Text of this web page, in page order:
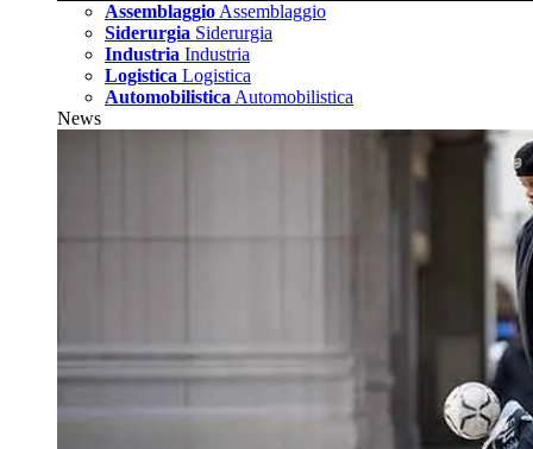
Assemblaggio Assemblaggio
Siderurgia Siderurgia
Industria Industria
Logistica Logistica
Automobilistica Automobilistica
News